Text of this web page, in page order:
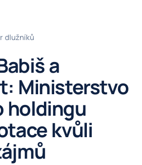
dlužníků
a
Ministerstvo
holdingu
kvůli